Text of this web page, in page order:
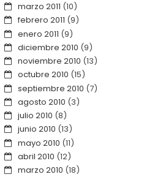
marzo 2011 (10)
febrero 2011 (9)
enero 2011 (9)
diciembre 2010 (9)
noviembre 2010 (13)
octubre 2010 (15)
septiembre 2010 (7)
agosto 2010 (3)
julio 2010 (8)
junio 2010 (13)
mayo 2010 (11)
abril 2010 (12)
marzo 2010 (18)